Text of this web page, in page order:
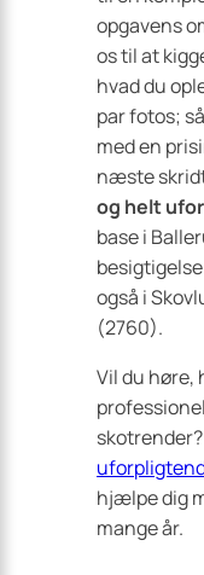
opgavens
os til at
hvad du
par fotos;
med en
næste
og helt
base i
også i
(2760).
Vil du høre,
hjælpe dig
mange år.